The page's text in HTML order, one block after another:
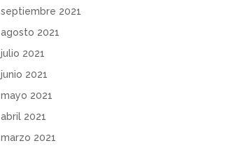
septiembre 2021
agosto 2021
julio 2021
junio 2021
mayo 2021
abril 2021
marzo 2021